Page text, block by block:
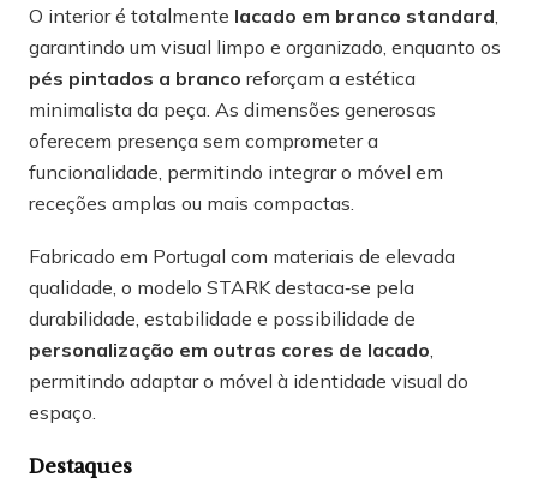
O interior é totalmente lacado em branco standard
garantindo um visual limpo e organizado, enquanto os
pés pintados a branco reforçam a estética
minimalista da peça. As dimensões generosas
oferecem presença sem comprometer a
funcionalidade, permitindo integrar o móvel em
receções amplas ou mais compactas.
Fabricado em Portugal com materiais de elevada
qualidade, o modelo STARK destaca‑se pela
durabilidade, estabilidade e possibilidade de
personalização em outras cores de lacado
permitindo adaptar o móvel à identidade visual do
espaço.
Destaques